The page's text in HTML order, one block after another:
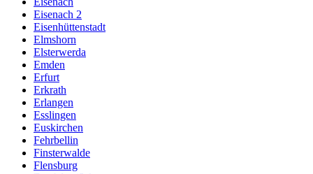
Eisenach 2
Eisenhüttenstadt
Elmshorn
Elsterwerda
Emden
Erfurt
Erkrath
Erlangen
Esslingen
Euskirchen
Fehrbellin
Finsterwalde
Flensburg